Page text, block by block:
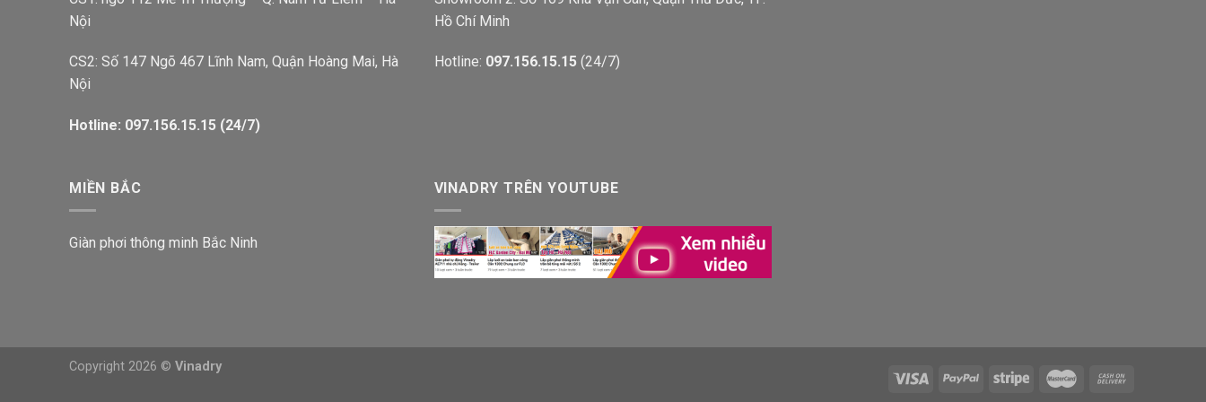
Nội
CS2: Số 147 Ngõ 467 Lĩnh Nam, Quận Hoàng Mai, Hà
Nội
Hotline: 097.156.15.15 (24/7)
Hồ Chí Minh
Hotline: 097.156.15.15 (24/7)
MIỀN BẮC
Giàn phơi thông minh Bắc Ninh
VINADRY TRÊN YOUTUBE
Copyright 2026 © Vinadry